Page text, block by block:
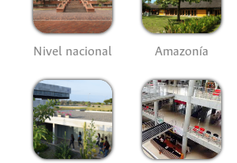
Nivel nacional Amazonía